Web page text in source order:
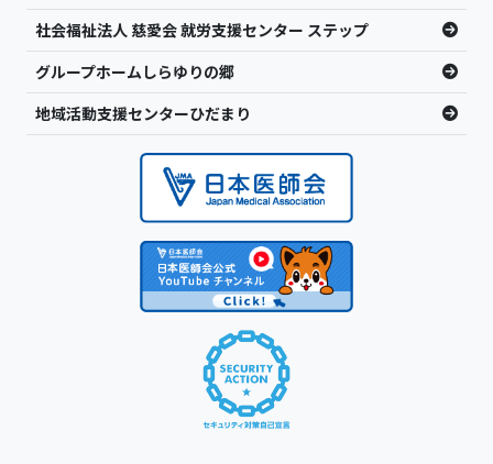
社会福祉法人 慈愛会 就労支援センター ステップ
グループホームしらゆりの郷
地域活動支援センターひだまり